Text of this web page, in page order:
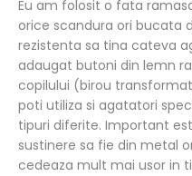
Eu am folosit o fata
orice scandura ori bucata
rezistenta sa tina cateva
adaugat butoni din lemn
copilului (birou
poti utiliza si agatatori
tipuri diferite. Important
sustinere sa fie din metal
cedeaza mult mai usor in